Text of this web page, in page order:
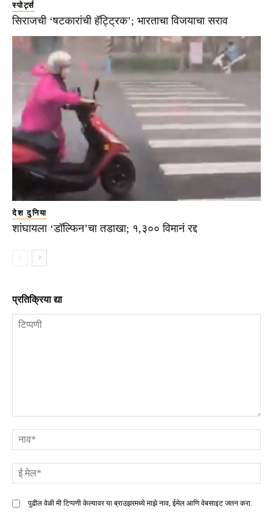
स्पोर्ट्स
सिराजची ‘षटकारांची हॅट्ट्रिक’; भारताचा विजयाचा सराव
देश दुनिया
शांघायला ‘डॉल्फिन’चा तडाखा; १,३०० विमानं रद्द
प्रतिक्रिया द्या
पुढील वेळी मी टिप्पणी केल्यावर या ब्राउझरमध्ये माझे नाव, ईमेल आणि वेबसाइट जतन करा.